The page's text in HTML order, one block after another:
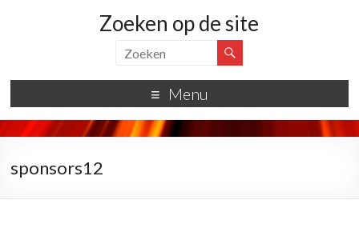
Zoeken op de site
Menu
sponsors12